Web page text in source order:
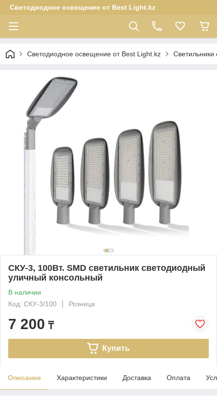
Светодиодное освещение от Best Light.kz
Светодиодное освещение от Best Light.kz
СКУ-3, 100Вт. SMD светильник светодиодный
уличный консольный
В наличии
Код: СКУ-3/100
Розница
7 200 ₸
Купить
Описание Характеристики Доставка Оплата